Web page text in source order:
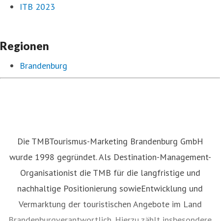
ITB 2023
Regionen
Brandenburg
Die TMBTourismus-Marketing Brandenburg GmbH
wurde 1998 gegründet. Als Destination-Management-
Organisationist die TMB für die langfristige und
nachhaltige Positionierung sowieEntwicklung und
Vermarktung der touristischen Angebote im Land